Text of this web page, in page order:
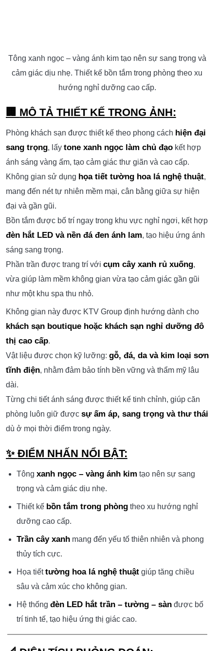
Tông xanh ngọc – vàng ánh kim tạo nên sự sang trọng và
cảm giác dịu nhẹ. Thiết kế bồn tắm trong phòng theo xu
hướng nghỉ dưỡng cao cấp.
🏢 MÔ TẢ THIẾT KẾ TRONG ẢNH:
Phòng khách sạn được thiết kế theo phong cách hiện đại
sang trọng, lấy tone xanh ngọc làm chủ đạokết hợp
ánh sáng vàng ấm, tạo cảm giác thư giãn và cao cấp.
Không gian sử dụng họa tiết tường hoa lá nghệ thuật,
mang đến nét tự nhiên mềm mại, cân bằng giữa sự hiện
đại và gần gũi.
Bồn tắm được bố trí ngay trong khu vực nghỉ ngơi, kết hợp
đèn hắt LED và nền đá đen ánh lam, tạo hiệu ứng ánh
sáng sang trọng.
Phần trần được trang trí với cụm cây xanh rủ xuống,
vừa giúp làm mềm không gian vừa tạo cảm giác gần gũi
như một khu spa thu nhỏ.
Không gian này được KTV Group định hướng dành cho
khách sạn boutique hoặc khách sạn nghỉ dưỡng đô
thị cao cấp.
Vật liệu được chọn kỹ lưỡng: gỗ, đá, da và kim loại sơn
tĩnh điện, nhằm đảm bảo tính bền vững và thẩm mỹ lâu
dài.
Từng chi tiết ánh sáng được thiết kế tinh chỉnh, giúp căn
phòng luôn giữ được sự ấm áp, sang trọng và thư thái
dù ở mọi thời điểm trong ngày.
✨ ĐIỂM NHẤN NỔI BẬT:
Tôngxanh ngọc – vàng ánh kim tạo nên sự sang
trọng và cảm giác dịu nhẹ.
Thiết kế bồn tắm trong phòng theo xu hướng nghỉ
dưỡng cao cấp.
Trần cây xanh mang đến yếu tố thiên nhiên và phong
thủy tích cực.
Họa tiếttường hoa lá nghệ thuật giúp tăng chiều
sâu và cảm xúc cho không gian.
Hệ thốngđèn LED hắt trần – tường – sàn được bố
trí tinh tế, tạo hiệu ứng thị giác cao.